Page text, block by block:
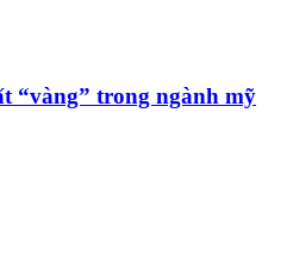
“vàng” trong ngành mỹ